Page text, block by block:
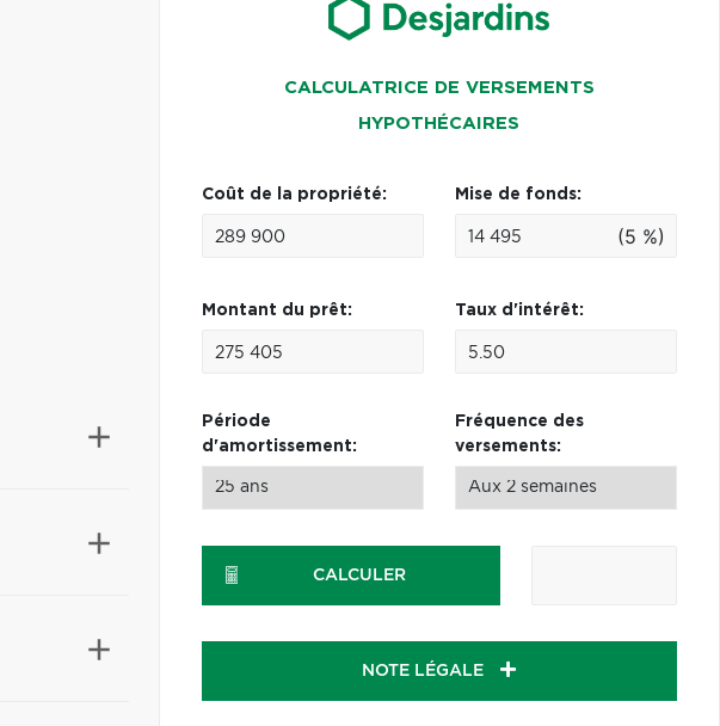
CALCULATRICE DE VERSEMENTS
HYPOTHÉCAIRES
Coût de la propriété: Mise de fonds:
(5 %)
Montant du prêt: Taux d'intérêt:
Période
d'amortissement:
Fréquence des
versements:
CALCULER
NOTE LÉGALE